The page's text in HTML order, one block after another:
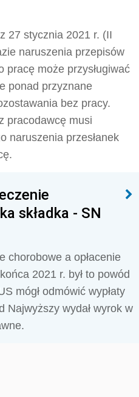
27 stycznia 2021 r. (II
naruszenia przepisów
pracę może przysługiwać
ponad przyznane
bez pracy.
pracodawcę musi
naruszenia przesłanek
składka - SN
chorobowe a opłacenie
2021 r. był to powód
mógł odmówić wypłaty
Najwyższy wydał wyrok w